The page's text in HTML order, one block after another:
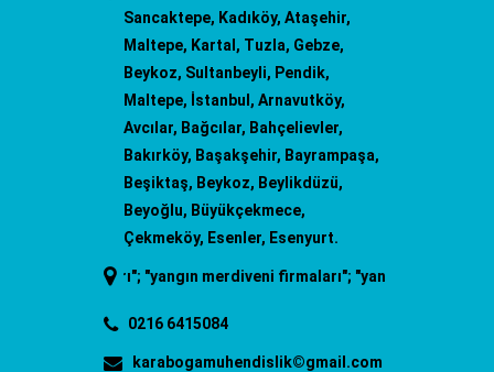
Sancaktepe, Kadıköy, Ataşehir,
Maltepe, Kartal, Tuzla, Gebze,
Beykoz, Sultanbeyli, Pendik,
Maltepe, İstanbul, Arnavutköy,
Avcılar, Bağcılar, Bahçelievler,
Bakırköy, Başakşehir, Bayrampaşa,
Beşiktaş, Beykoz, Beylikdüzü,
Beyoğlu, Büyükçekmece,
Çekmeköy, Esenler, Esenyurt.
yangın merdiveni firmaları "; "yangın merdiveni imalatı
0216 6415084
karabogamuhendislik©gmail.com